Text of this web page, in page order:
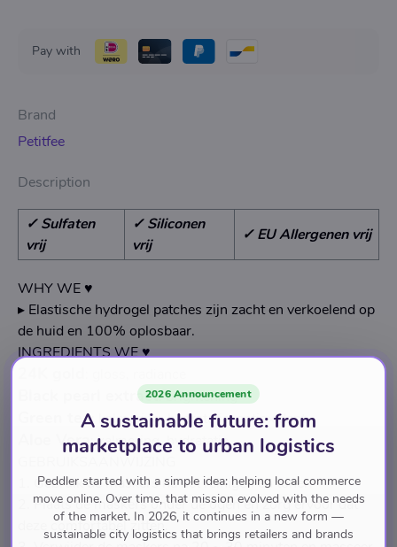
Pay with
Brand
Petitfee
Description
✓ Sulfaten
vrij
✓ Siliconen
vrij
✓ EU Allergenen vrij
WHY WE ♥
▸ Elastische hydrogel patches zijn zacht en verkoelend op
de huid en 100% oplosbaar.
INGREDIENTS WE ♥
Black pearl extract: brightening
Green tea: kalmering, hydratatie, antioxidant
Aloe Vera: kalmering, hydratatie
GEBRUIKSAANWIJZING
1. Gebruik de maskers na het reinigen en toner.
2. Plaats de maskers onder de ogen en zorg ervoor dat
deze comfortabel zitten.
2026 Announcement
A sustainable future: from
marketplace to urban logistics
Peddler started with a simple idea: helping local commerce
move online. Over time, that mission evolved with the needs
of the market. In 2026, it continues in a new form —
sustainable city logistics that brings retailers and brands